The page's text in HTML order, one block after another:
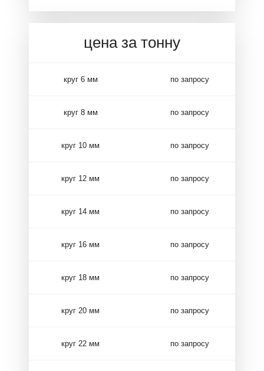
цена за тонну
круг 6 мм по запросу
круг 8 мм по запросу
круг 10 мм по запросу
круг 12 мм по запросу
круг 14 мм по запросу
круг 16 мм по запросу
круг 18 мм по запросу
круг 20 мм по запросу
круг 22 мм по запросу